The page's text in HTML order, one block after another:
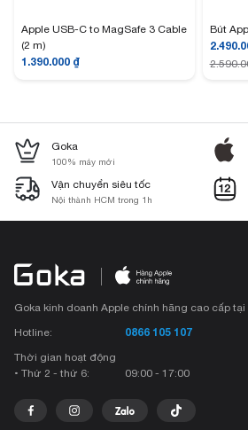
Apple USB-C to MagSafe 3 Cable
(2 m)
1.390.000 ₫
Bút
Goka
100% máy mới
Vận chuyển siêu tốc
Nội thành HCM trong 1h
Goka kinh doanh Apple chính hãng cao cấp tại
Hotline:
0866 105 107
Thời gian hoạt động
• Thứ 2 - thứ 6:
09:00 - 17:00